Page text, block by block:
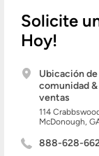
Solicite
Hoy!
Ubicación de
comunidad
ventas
114
McDonough,
888-628-